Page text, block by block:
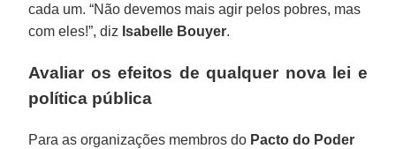
cada um. “Não devemos mais agir pelos pobres, mas
com eles!”, diz Isabelle Bouyer.
Avaliar os efeitos de qualquer nova lei e
política pública
Para as organizações membros do Pacto do Poder